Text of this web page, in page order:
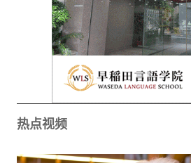
热点视频